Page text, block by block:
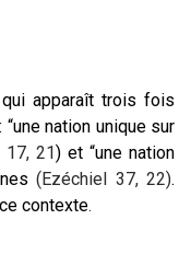
qui apparaît trois fois
nation unique sur
17, 21) et “une nation
(Ezéchiel 37, 22).
contexte.